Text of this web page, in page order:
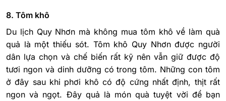
8. Tôm khô
Du lịch Quy Nhơn mà không mua tôm khô về làm quà
quả là một thiếu sót. Tôm khô Quy Nhơn được người
dân lựa chọn và chế biến rất kỹ nên vẫn giữ được độ
tươi ngon và dinh dưỡng có trong tôm. Những con tôm
ở đây sau khi phơi khô có độ cứng nhất định, thịt rất
ngon và ngọt. Đây quả là món quà tuyệt vời để bạn